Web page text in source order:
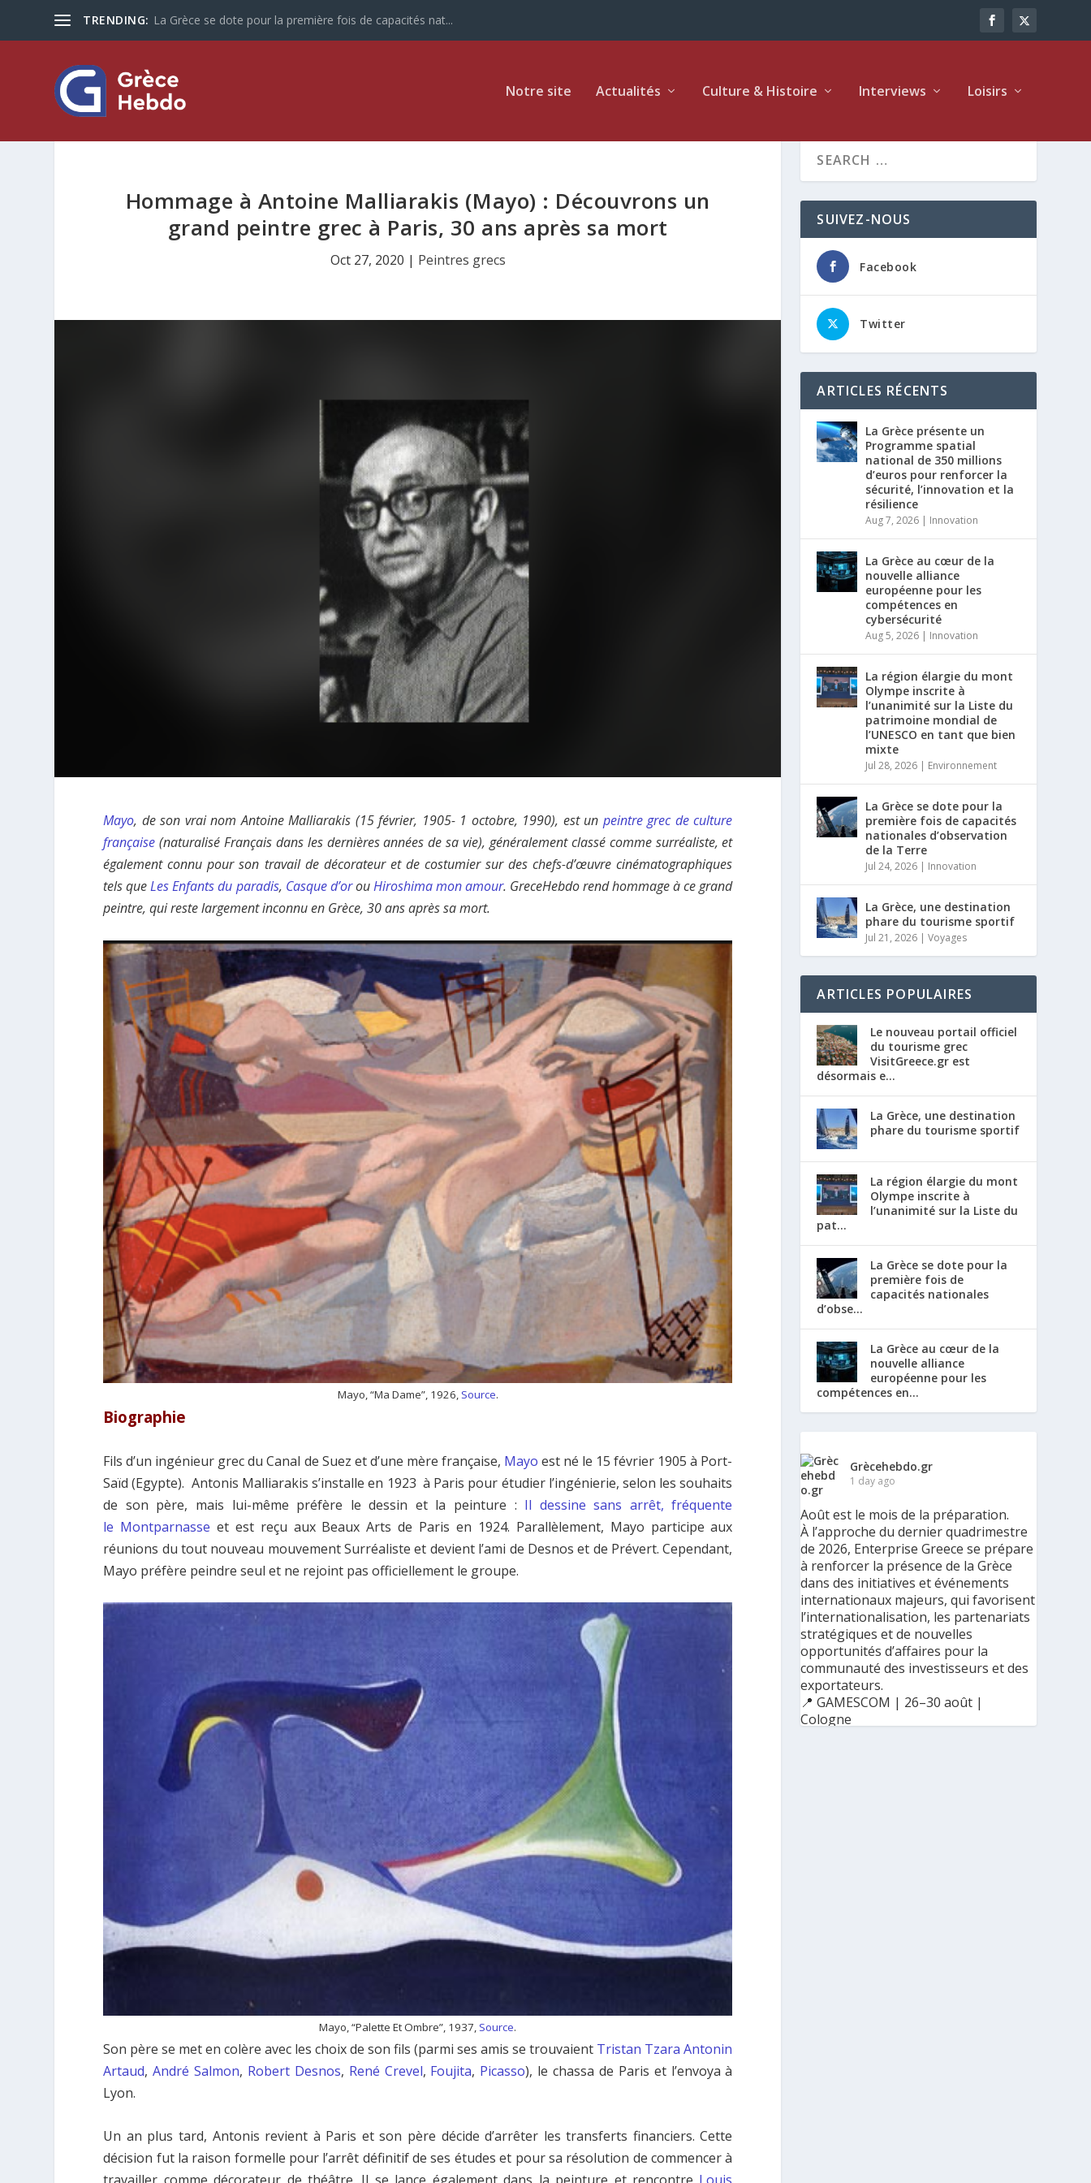
TRENDING: La Grèce se dote pour la première fois de capacités nat...
Notre site Actualités Culture & Histoire Interviews Loisirs
Hommage à Antoine Malliarakis (Mayo) : Découvrons un
grand peintre grec à Paris, 30 ans après sa mort
Oct 27, 2020 | Peintres grecs
Mayo, de son vrai nom Antoine Malliarakis (15 février, 1905- 1 octobre, 1990), est un peintre grec de culture
française (naturalisé Français dans les dernières années de sa vie), généralement classé comme surréaliste, et
également connu pour son travail de décorateur et de costumier sur des chefs-d’œuvre cinématographiques
tels queLes Enfants du paradis, Casque d’orouHiroshima mon amour. GreceHebdo rend hommage à ce grand
peintre, qui reste largement inconnu en Grèce, 30 ans après sa mort.
Mayo, “Ma Dame”, 1926, Source.
Biographie
Fils d’un ingénieur grec du Canal de Suez et d’une mère française, Mayo est né le 15 février 1905 à Port-
Saïd (Egypte). Antonis Malliarakis s’installe en 1923 à Paris pour étudier l’ingénierie, selon les souhaits
de son père, mais lui-même préfère le dessin et la peinture : Il dessine sans arrêt, fréquente
le Montparnasse et est reçu aux Beaux Arts de Paris en 1924. Parallèlement, Mayo participe aux
réunions du tout nouveau mouvement Surréaliste et devient l’ami de Desnos et de Prévert. Cependant,
Mayo préfère peindre seul et ne rejoint pas officiellement le groupe.
Mayo, “Palette Et Ombre”, 1937, Source.
Son père se met en colère avec les choix de son fils (parmi ses amis se trouvaient Tristan Tzara Antonin
Artaud,André Salmon, Robert Desnos, René Crevel, Foujita, Picasso), le chassa de Paris et l’envoya à
Lyon.
Un an plus tard, Antonis revient à Paris et son père décide d’arrêter les transferts financiers. Cette
décision fut la raison formelle pour l’arrêt définitif de ses études et pour sa résolution de commencer à
SUIVEZ-NOUS
Facebook
Twitter
ARTICLES RÉCENTS
La Grèce présente un
Programme spatial
national de 350 millions
d’euros pour renforcer la
sécurité, l’innovation et la
résilience
Aug 7, 2026 | Innovation
La Grèce au cœur de la
nouvelle alliance
européenne pour les
compétences en
cybersécurité
Aug 5, 2026 | Innovation
La région élargie du mont
Olympe inscrite à
l’unanimité sur la Liste du
patrimoine mondial de
l’UNESCO en tant que bien
mixte
Jul 28, 2026 | Environnement
La Grèce se dote pour la
première fois de capacités
nationales d’observation
de la Terre
Jul 24, 2026 | Innovation
La Grèce, une destination
phare du tourisme sportif
Jul 21, 2026 |Voyages
ARTICLES POPULAIRES
Le nouveau portail officiel
du tourisme grec
VisitGreece.gr est
désormais e...
La Grèce, une destination
phare du tourisme sportif
La région élargie du mont
Olympe inscrite à
l’unanimité sur la Liste du
pat...
La Grèce se dote pour la
première fois de
capacités nationales
d’obse...
La Grèce au cœur de la
nouvelle alliance
européenne pour les
compétences en...
Grècehebdo.gr
1 day ago
Août est le mois de la préparation.
À l’approche du dernier quadrimestre
de 2026, Enterprise Greece se prépare
à renforcer la présence de la Grèce
dans des initiatives et événements
internationaux majeurs, qui favorisent
l’internationalisation, les partenariats
stratégiques et de nouvelles
opportunités d’affaires pour la
communauté des investisseurs et des
exportateurs.
📍 GAMESCOM | 26–30 août |
Cologne